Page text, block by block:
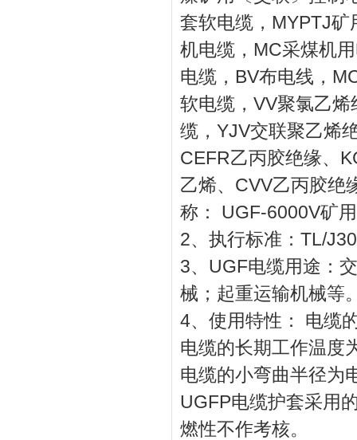
套软电缆，MYPTJ
机电缆，MC采煤机
电缆，BV布电线，
软电缆，VV聚氯乙
缆，YJV交联聚乙烯
CEFR乙丙胶绝缘、
乙烯、CVV乙丙胶绝
称： UGF-6000V矿
2、执行标准：TL/
3、UGF电缆用途：
械；起重运输机械等
4、使用特性： 电缆
电缆的长期工作温
电缆的小弯曲半径为
UGFP电缆护套采用
燃性不作考核。